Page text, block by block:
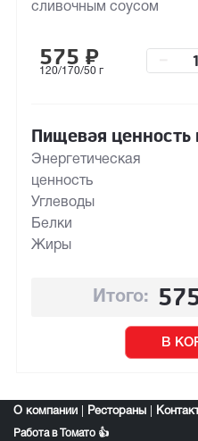
сливочным соусом
575 ₽
120/170/50 г
Пищевая ценность
Энергетическая
ценность
Углеводы
Белки
Жиры
Итого:
В
О компании Рестораны
Работа в Томато 👍